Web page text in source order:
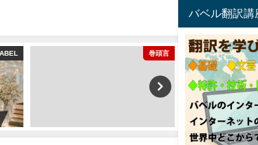
巻頭言 絵本（プレ
バベル翻訳講